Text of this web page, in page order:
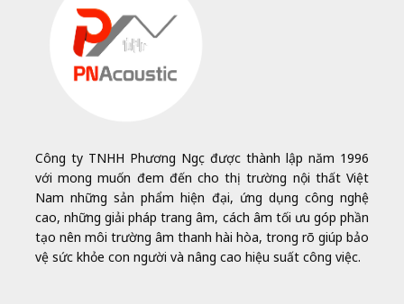
Công ty TNHH Phương Ngọc được thành lập năm 1996
với mong muốn đem đến cho thị trường nội thất Việt
Nam những sản phẩm hiện đại, ứng dụng công nghệ
cao, những giải pháp trang âm, cách âm tối ưu góp phần
tạo nên môi trường âm thanh hài hòa, trong rõ giúp bảo
vệ sức khỏe con người và nâng cao hiệu suất công việc.